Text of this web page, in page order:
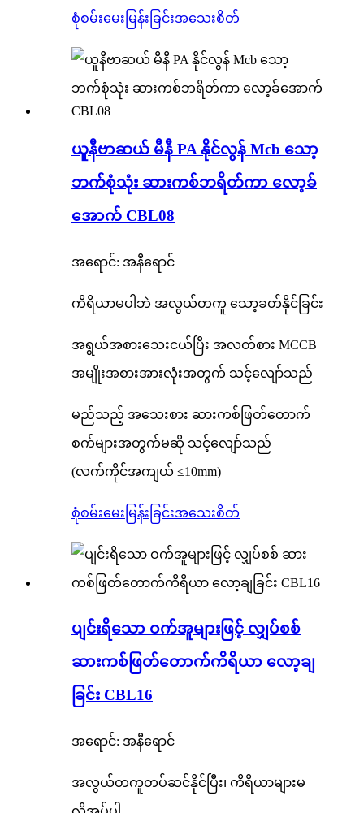
စုံစမ်းမေးမြန်းခြင်းအသေးစိတ်
ယူနီဗာဆယ် မီနီ PA နိုင်လွန် Mcb သော့
ဘက်စုံသုံး ဆားကစ်ဘရိတ်ကာ လော့ခ်
အောက် CBL08
အရောင်: အနီရောင်
ကိရိယာမပါဘဲ အလွယ်တကူ သော့ခတ်နိုင်ခြင်း
အရွယ်အစားသေးငယ်ပြီး အလတ်စား MCCB
အမျိုးအစားအားလုံးအတွက် သင့်လျော်သည်
မည်သည့် အသေးစား ဆားကစ်ဖြတ်တောက်
စက်များအတွက်မဆို သင့်လျော်သည်
(လက်ကိုင်အကျယ် ≤10mm)
စုံစမ်းမေးမြန်းခြင်းအသေးစိတ်
ပျင်းရိသော ဝက်အူများဖြင့် လျှပ်စစ်
ဆားကစ်ဖြတ်တောက်ကိရိယာ လော့ချ
ခြင်း CBL16
အရောင်: အနီရောင်
အလွယ်တကူတပ်ဆင်နိုင်ပြီး၊ ကိရိယာများမ